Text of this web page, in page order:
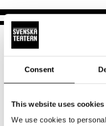
Consent
This website uses cookies
We use cookies to
Kundtjänst
Biljetter
Unga
Presentkort
Mat & dryck
Publikarbete
Textning
Tillgänglighet
Platskarta
GRUPPER & FÖRETAG
Grupper & teaterombud
Pedagognätverk &
Företag
Guidning
OM SVENSKA TEATERN
Aktuellt
Ensemble
LOGGA IN
Norra esplanaden 2